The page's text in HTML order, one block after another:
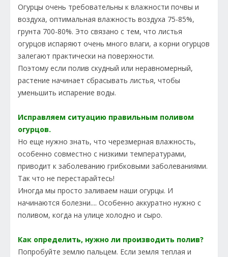
Огурцы очень требовательны к влажности почвы и
воздуха, оптимальная влажность воздуха 75-85%,
грунта 700-80%. Это связано с тем, что листья
огурцов испаряют очень много влаги, а корни огурцов
залегают практически на поверхности.
Поэтому если полив скудный или неравномерный,
растение начинает сбрасывать листья, чтобы
уменьшить испарение воды.
Исправляем ситуацию правильным поливом
огурцов.
Но еще нужно знать, что черезмерная влажность,
особенно совместно с низкими температурами,
приводит к заболеванию грибковыми заболеваниями.
Так что не перестарайтесь!
Иногда мы просто заливаем наши огурцы. И
начинаются болезни.... Особенно аккуратно нужно с
поливом, когда на улице холодно и сыро.
Как определить, нужно ли производить полив?
Попробуйте землю пальцем. Если земля теплая и